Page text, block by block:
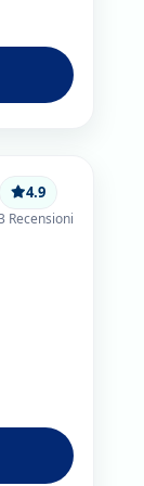
4.9
Recensioni